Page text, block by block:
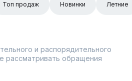
Топ продаж Новинки Летние
и распорядительного
рассматривать обращения